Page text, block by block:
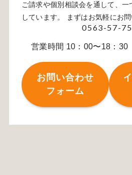
ご請求や個別相談会を通して、一
しています。 まずはお気軽にお問
0563-57-
営業時間 10：00〜18：30
お問い合わせ
フォーム